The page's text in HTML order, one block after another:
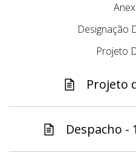
Designação
Projeto
Projeto
Despacho -